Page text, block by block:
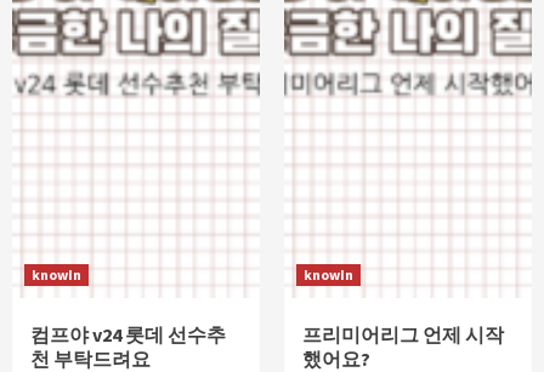
knowIn
컴프야 v24 롯데 선수추
천 부탁드려요
knowIn
프리미어리그 언제 시작
했어요?